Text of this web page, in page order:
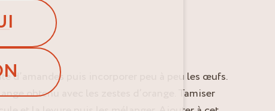
d’amandes puis incorporer peu à peu les œufs.
obtenu avec les zestes d’orange. Tamiser